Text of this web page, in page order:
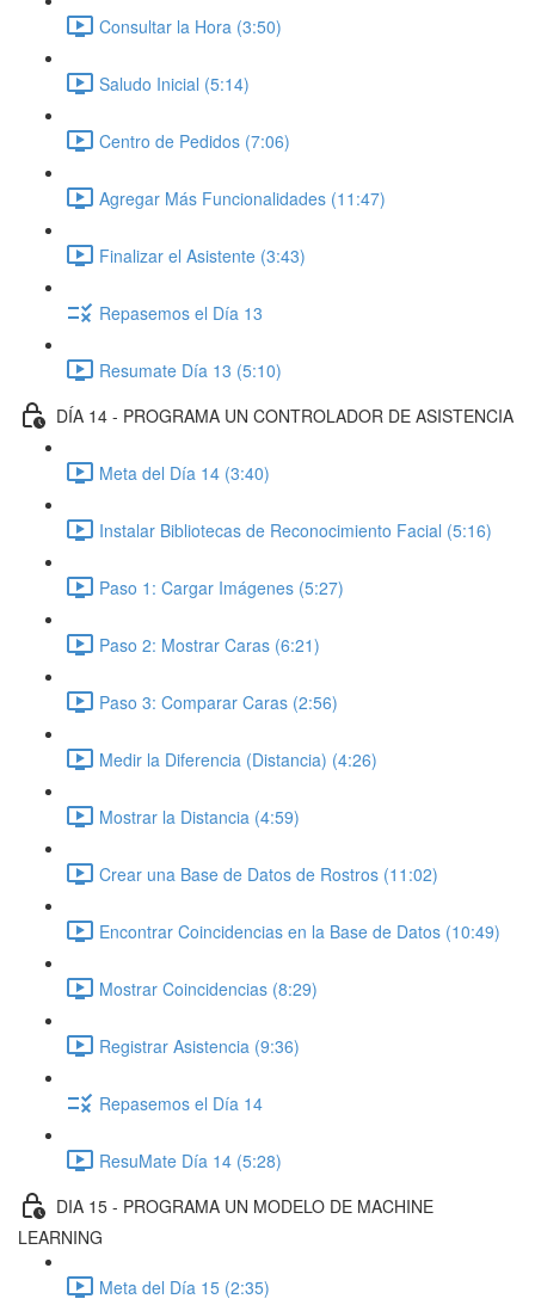
Consultar la Hora (3:50)
Saludo Inicial (5:14)
Centro de Pedidos (7:06)
Agregar Más Funcionalidades (11:47)
Finalizar el Asistente (3:43)
Repasemos el Día 13
Resumate Día 13 (5:10)
DÍA 14 - PROGRAMA UN CONTROLADOR DE ASISTENCIA
Meta del Día 14 (3:40)
Instalar Bibliotecas de Reconocimiento Facial (5:16)
Paso 1: Cargar Imágenes (5:27)
Paso 2: Mostrar Caras (6:21)
Paso 3: Comparar Caras (2:56)
Medir la Diferencia (Distancia) (4:26)
Mostrar la Distancia (4:59)
Crear una Base de Datos de Rostros (11:02)
Encontrar Coincidencias en la Base de Datos (10:49)
Mostrar Coincidencias (8:29)
Registrar Asistencia (9:36)
Repasemos el Día 14
ResuMate Día 14 (5:28)
DIA 15 - PROGRAMA UN MODELO DE MACHINE
LEARNING
Meta del Día 15 (2:35)